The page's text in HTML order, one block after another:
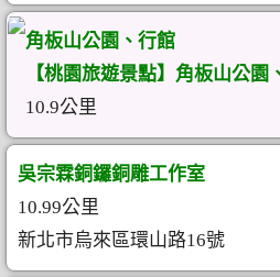
角板山公園、行館
【桃園旅遊景點】角板山公園
10.9公里
吳宗霖銅鑼銅雕工作室
10.99公里
新北市烏來區環山路16號